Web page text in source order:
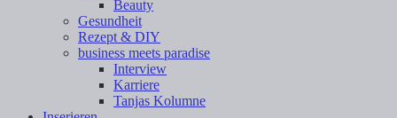
Beauty
Gesundheit
Rezept & DIY
business meets paradise
Interview
Karriere
Tanjas Kolumne